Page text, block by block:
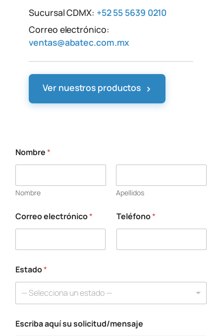
Sucursal CDMX: +52 55 5639 0210
Correo electrónico:
ventas@abatec.com.mx
Ver nuestros productos ›
Nombre*
Nombre Apellidos
Correo electrónico* Teléfono*
Estado*
— Selecciona un estado —
*
Escriba aquí su solicitud/mensaje